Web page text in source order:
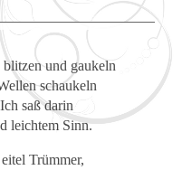
und gaukeln
schaukeln
saß darin
leichtem Sinn.
Trümmer,